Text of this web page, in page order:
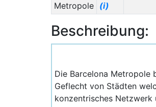
Metropole
(i)
Beschreibung:
Die Barcelona Metropole
Geflecht von Städten
konzentrisches Netzwerk